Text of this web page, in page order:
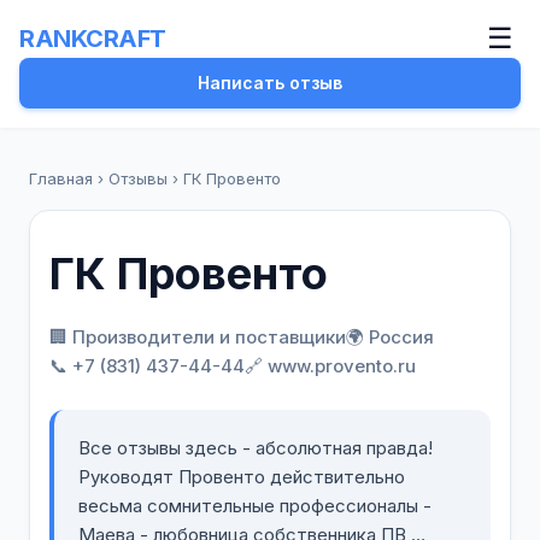
RANKCRAFT ☰
Написать отзыв
Главная › Отзывы › ГК Провенто
ГК Провенто
🏢 Производители и поставщики🌍 Россия
📞 +7 (831) 437-44-44🔗 www.provento.ru
Все отзывы здесь - абсолютная правда!
Руководят Провенто действительно
весьма сомнительные профессионалы -
Маева - любовница собственника ПВ,